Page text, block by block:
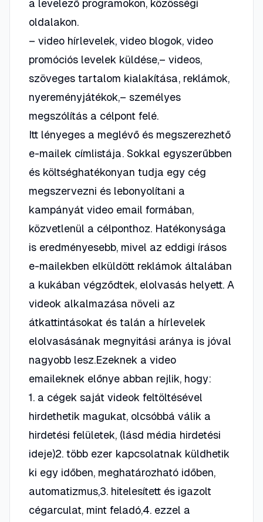
a levelező programokon, közösségi
oldalakon.
– video hírlevelek, video blogok, video
promóciós levelek küldése,– videos,
szöveges tartalom kialakítása, reklámok,
nyereményjátékok,– személyes
megszólítás a célpont felé.
Itt lényeges a meglévő és megszerezhető
e-mailek címlistája. Sokkal egyszerűbben
és költséghatékonyan tudja egy cég
megszervezni és lebonyolítani a
kampányát video email formában,
közvetlenül a célponthoz. Hatékonysága
is eredményesebb, mivel az eddigi írásos
e-mailekben elküldött reklámok általában
a kukában végződtek, elolvasás helyett. A
videok alkalmazása növeli az
átkattintásokat és talán a hírlevelek
elolvasásának megnyitási aránya is jóval
nagyobb lesz.Ezeknek a video
emaileknek előnye abban rejlik, hogy:
1. a cégek saját videok feltöltésével
hirdethetik magukat, olcsóbbá válik a
hirdetési felületek, (lásd média hirdetési
ideje)2. több ezer kapcsolatnak küldhetik
ki egy időben, meghatározható időben,
automatizmus,3. hitelesített és igazolt
cégarculat, mint feladó,4. ezzel a